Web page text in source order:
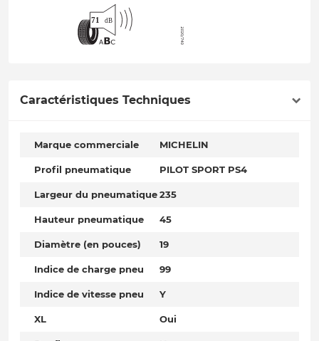
Caractéristiques Techniques
Marque commerciale MICHELIN
Profil pneumatique PILOT SPORT PS4
Largeur du pneumatique235
Hauteur pneumatique 45
Diamètre (en pouces) 19
Indice de charge pneu 99
Indice de vitesse pneu Y
XL Oui